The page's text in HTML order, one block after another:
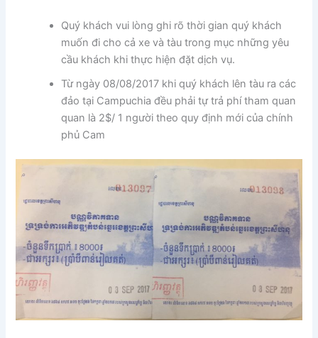
Quý khách vui lòng ghi rõ thời gian quý khách
muốn đi cho cả xe và tàu trong mục những yêu
cầu khách khi thực hiện đặt dịch vụ.
Từ ngày 08/08/2017 khi quý khách lên tàu ra các
đảo tại Campuchia đều phải tự trả phí tham quan
quan là 2$/ 1 người theo quy định mới của chính
phủ Cam